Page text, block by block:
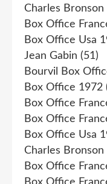
Charles
Box Office
Box Office Usa
Jean Gabin (51)
Bourvil Box
Box Office 1972
Box Office
Box Office
Box Office Usa
Charles Bronson
Box Office